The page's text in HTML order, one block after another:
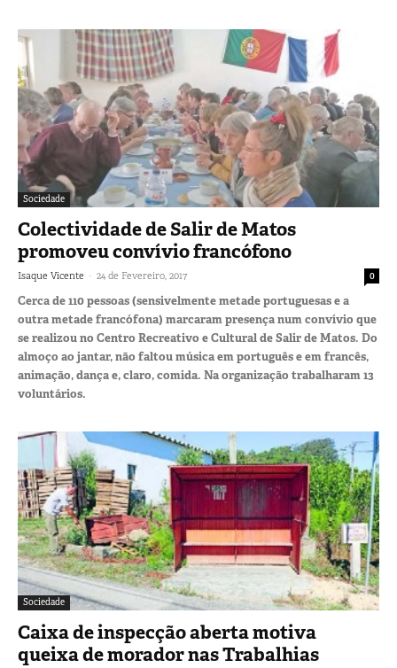
Sociedade
Colectividade de Salir de Matos
promoveu convívio francófono
Isaque Vicente - 24 de Fevereiro, 2017 0
Cerca de 110 pessoas (sensivelmente metade portuguesas e a
outra metade francófona) marcaram presença num convívio que
se realizou no Centro Recreativo e Cultural de Salir de Matos. Do
almoço ao jantar, não faltou música em português e em francês,
animação, dança e, claro, comida. Na organização trabalharam 13
voluntários.
Sociedade
Caixa de inspecção aberta motiva
queixa de morador nas Trabalhias